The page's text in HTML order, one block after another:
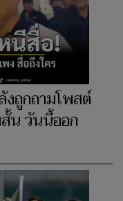
ถูกถามโพสต์
น วันนี้ออก